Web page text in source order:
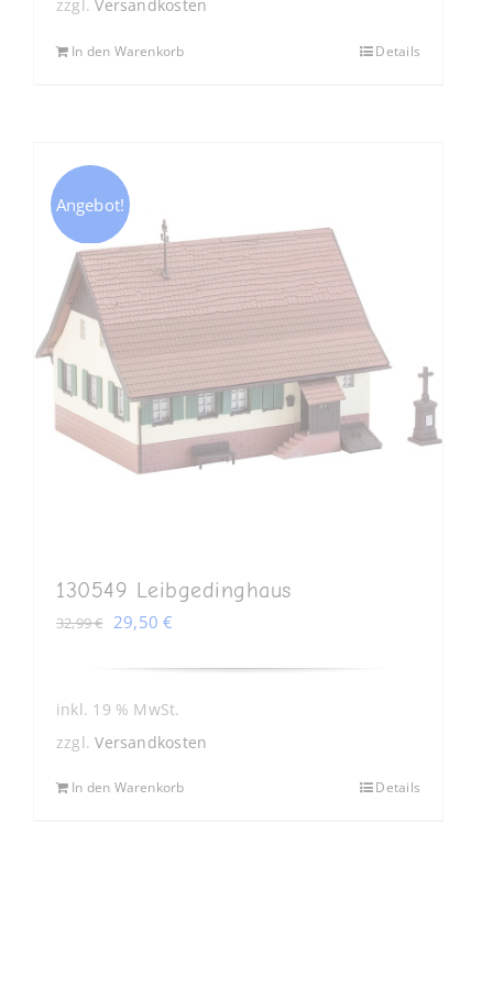
zzgl.Versandkosten
In den Warenkorb Details
Angebot!
130549 Leibgedinghaus
32,99€ Ursprünglicher
war:
32,99 €
29,50€
ist:
29,50 €.
inkl. 19 % MwSt.
zzgl.Versandkosten
In den Warenkorb Details